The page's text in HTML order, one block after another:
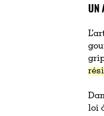
UN
loi